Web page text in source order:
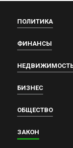
ПОЛИТИКА
ФИНАНСЫ
БИЗНЕС
ОБЩЕСТВО
ЗАКОН